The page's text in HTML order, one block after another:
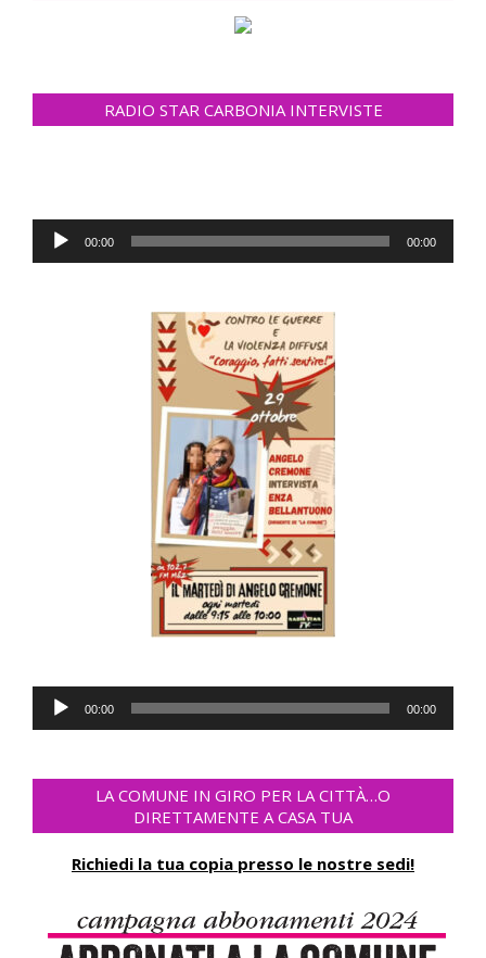
RADIO STAR CARBONIA INTERVISTE
Audio-
Player
00:00 00:00
Audio-
Player
00:00 00:00
LA COMUNE IN GIRO PER LA CITTÀ…O
DIRETTAMENTE A CASA TUA
Richiedi la tua copia presso le nostre sedi!